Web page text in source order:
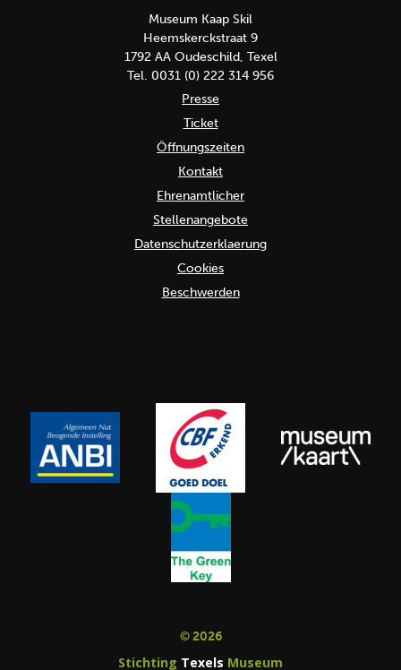
Museum Kaap Skil
Heemskerckstraat 9
1792 AA Oudeschild, Texel
Tel. 0031 (0) 222 314 956
Presse
Ticket
Öffnungszeiten
Kontakt
Ehrenamtlicher
Stellenangebote
Datenschutzerklaerung
Cookies
Beschwerden
© 2026
Stichting Texels Museum